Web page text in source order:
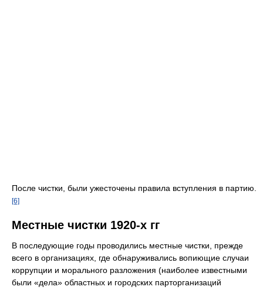
После чистки, были ужесточены правила вступления в партию.
[6]
Местные чистки 1920-х гг
В последующие годы проводились местные чистки, прежде
всего в организациях, где обнаруживались вопиющие случаи
коррупции и морального разложения (наиболее известными
были «дела» областных и городских парторганизаций